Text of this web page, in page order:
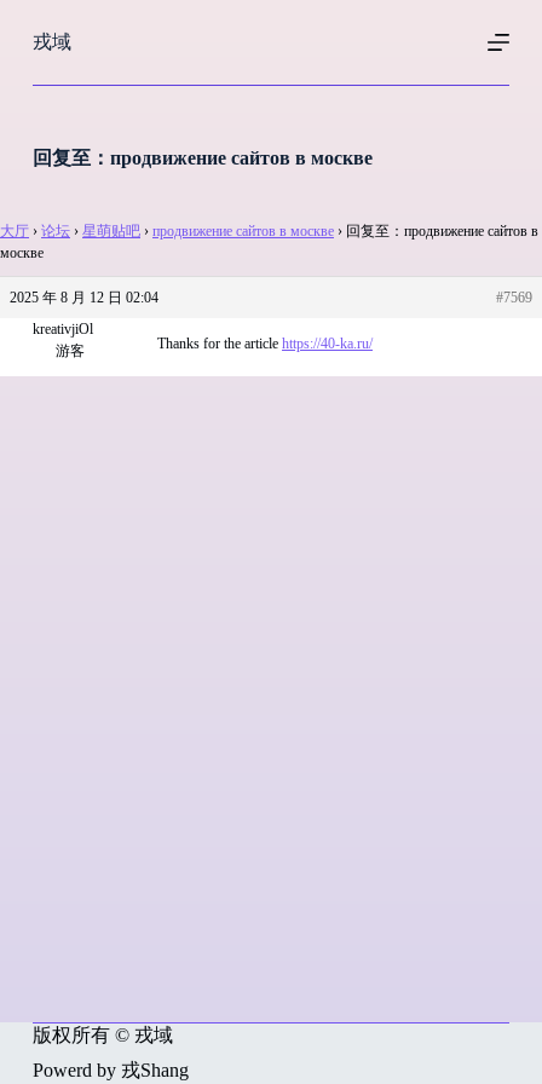
过
戎域
回复至：продвижение сайтов в москве
大厅 › 论坛 › 星萌贴吧 › продвижение сайтов в москве › 回复至：продвижение сайтов в
москве
2025 年 8 月 12 日 02:04
#7569
kreativjiOl
游客
Thanks for the article https://40-ka.ru/
版权所有 © 戎域
Powerd by 戎Shang